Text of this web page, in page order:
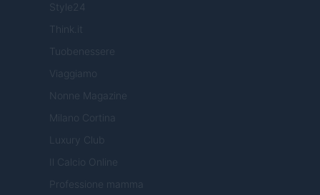
Style24
Think.it
Tuobenessere
Viaggiamo
Nonne Magazine
Milano Cortina
Luxury Club
Il Calcio Online
Professione mamma